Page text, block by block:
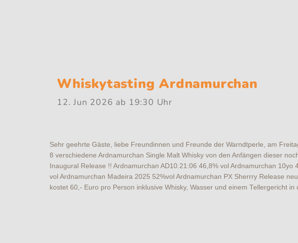
Whiskytasting Ardnamurchan
12. Jun 2026 ab 19:30 Uhr
Sehr geehrte Gäste, liebe Freundinnen und Freunde der Warndtperle, am
8 verschiedene Ardnamurchan Single Malt Whisky von den Anfängen dieser
Inaugural Release !! Ardnamurchan AD10.21:06 46,8% vol Ardnamurchan
vol Ardnamurchan Madeira 2025 52%vol Ardnamurchan PX Sherrry Release
kostet 60,- Euro pro Person inklusive Whisky, Wasser und einem Tellergericht